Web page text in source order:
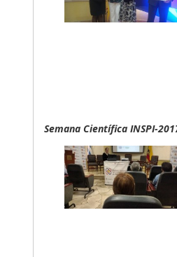
Semana Científica INSPI-